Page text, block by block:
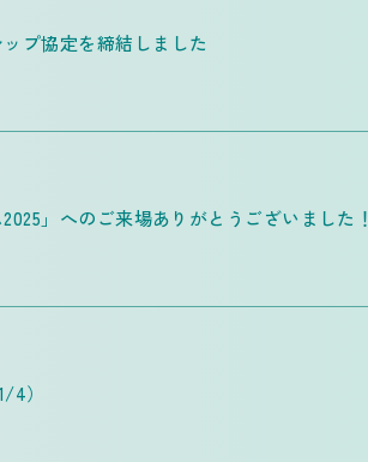
プ協定を締結しました
」へのご来場ありがとうございました！
）